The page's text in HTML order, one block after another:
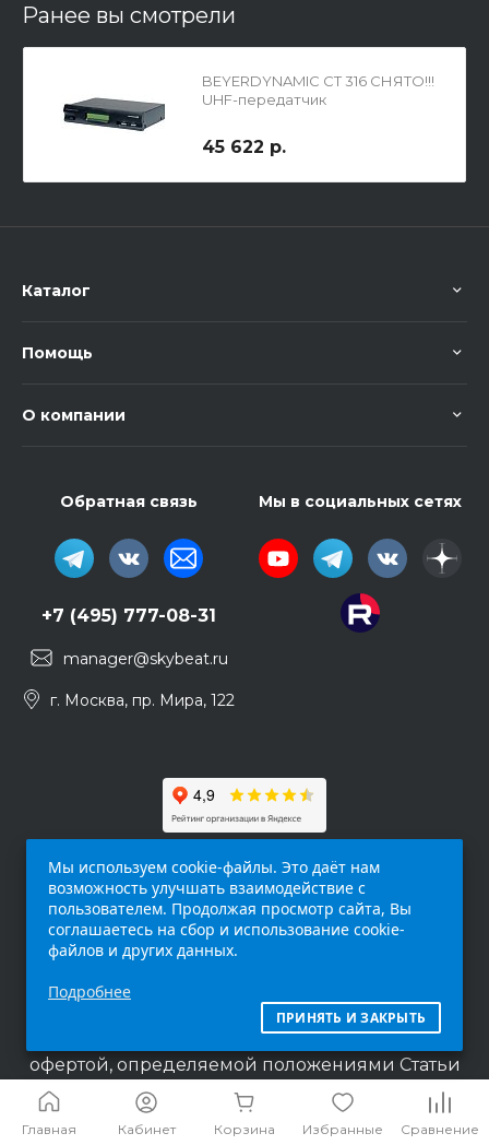
Главная Кабинет Корзина Избранные Сравнение
Ранее вы смотрели
BEYERDYNAMIC CT 316 СНЯТО!!!
UHF-передатчик
45 622 р.
Каталог
Помощь
О компании
Обратная связь
+7 (495) 777-08-31
manager@skybeat.ru
г. Москва, пр. Мира, 122
Мы в социальных сетях
интернет-сайт (
исключительно информационный характер и
ни при каких условиях не является публичной
офертой, определяемой положениями Статьи
437 п.2 Гражданского кодекса Российской
Федерации.
Мы используем cookie-файлы. Это даёт нам
возможность улучшать взаимодействие с
пользователем. Продолжая просмотр сайта, Вы
соглашаетесь на сбор и использование cookie-
файлов и других данных.
Подробнее
ПРИНЯТЬ И ЗАКРЫТЬ